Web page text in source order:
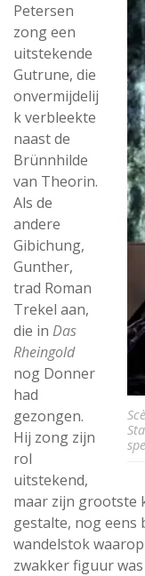
Petersen
zong een
uitstekende
Gutrune, die
onvermijdelij
k verbleekte
naast de
Brünnhilde
van Theorin.
Als de
andere
Gibichung,
Gunther,
trad Roman
Trekel aan,
die in Das
Rheingold
nog Donner
had
gezongen.
Hij zong zijn
rol
uitstekend,
maar zijn grootste
gestalte, nog eens
wandelstok
zwakker figuur